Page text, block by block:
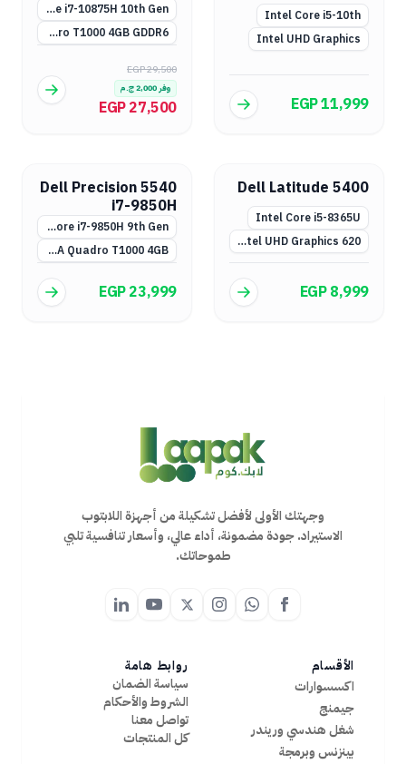
Intel Core i5-10th
Intel UHD Graphics
EGP 11,999
Intel Core i7-10875H 10th Gen
NVIDIA Quadro T1000 4GB GDDR6
EGP 29,500
وفر2,000ج.م
EGP 27,500
Dell Latitude 5400
Intel Core i5-8365U
Intel UHD Graphics 620
EGP 8,999
Dell Precision 5540
i7-9850H
Intel Core i7-9850H 9th Gen
NVIDIA Quadro T1000 4GB
EGP 23,999
وجهتك الأولى لأفضل تشكيلة من أجهزة اللابتوب
الاستيراد. جودة مضمونة، أداء عالي، وأسعار تنافسية تلبي
طموحاتك.
الأقسام
اكسسوارات
جيمنج
شغل هندسي وريندر
بينزنس وبرمجة
روابط هامة
سياسة الضمان
الشروط والأحكام
تواصل معنا
كل المنتجات